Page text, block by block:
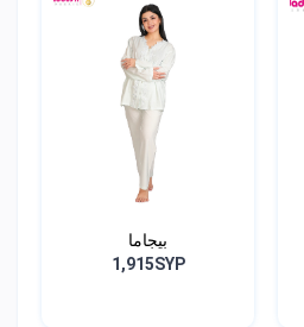
بيجاما
1,915SYP